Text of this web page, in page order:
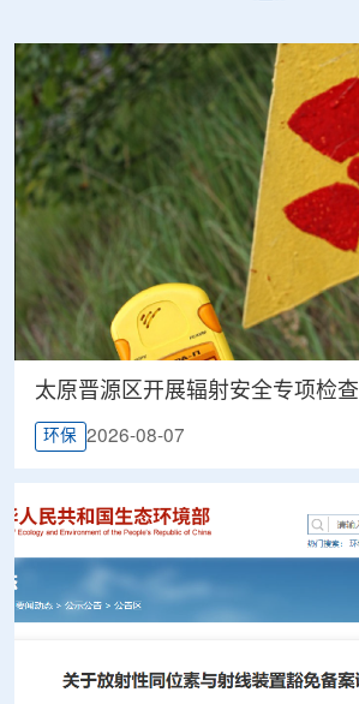
太原晋源区开展辐射安全专项检查
环保 2026-08-07